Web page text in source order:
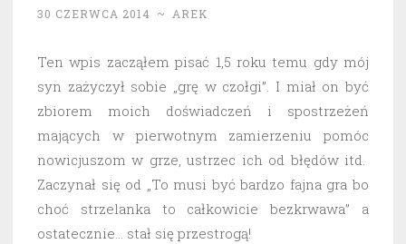
30 CZERWCA 2014 ~ AREK
Ten wpis zacząłem pisać 1,5 roku temu gdy mój
syn zażyczył sobie „grę w czołgi”. I miał on być
zbiorem moich doświadczeń i spostrzeżeń
mających w pierwotnym zamierzeniu pomóc
nowicjuszom w grze, ustrzec ich od błędów itd.
Zaczynał się od „To musi być bardzo fajna gra bo
choć strzelanka to całkowicie bezkrwawa” a
ostatecznie… stał się przestrogą!